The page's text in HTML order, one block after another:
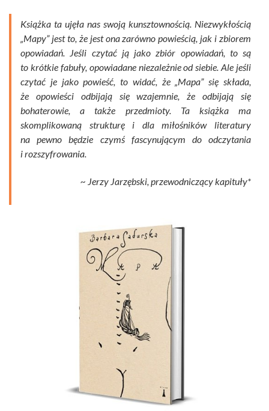
Książka ta ujęła nas swoją kunsztownością. Niezwykłością
„Mapy” jest to, że jest ona zarówno powieścią, jak i zbiorem
opowiadań. Jeśli czytać ją jako zbiór opowiadań, to są
to krótkie fabuły, opowiadane niezależnie od siebie. Ale jeśli
czytać je jako powieść, to widać, że „Mapa” się składa,
że opowieści odbijają się wzajemnie, że odbijają się
bohaterowie, a także przedmioty. Ta książka ma
skomplikowaną strukturę i dla miłośników literatury
na pewno będzie czymś fascynującym do odczytania
i rozszyfrowania.
~ Jerzy Jarzębski, przewodniczący kapituły*